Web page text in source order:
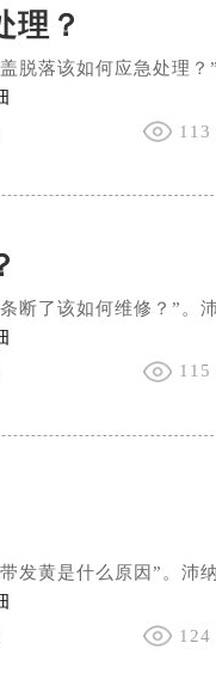
理？
脱落该如何应急处理？”
113
断了该如何维修？”。
115
发黄是什么原因”。沛
124